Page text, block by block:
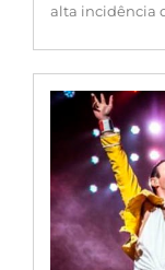
alta incidência